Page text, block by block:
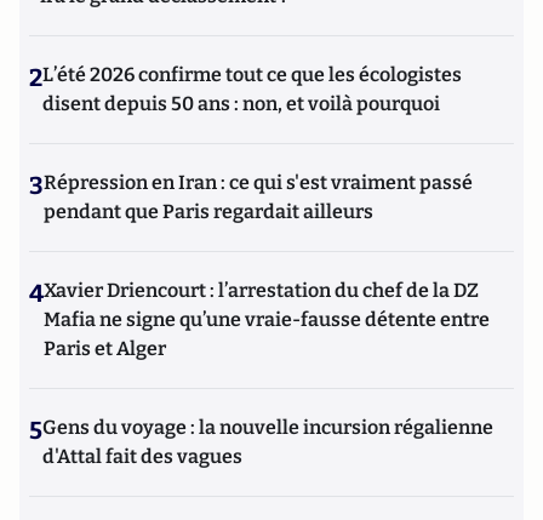
2L’été 2026 confirme tout ce que les écologistes
disent depuis 50 ans : non, et voilà pourquoi
3Répression en Iran : ce qui s'est vraiment passé
pendant que Paris regardait ailleurs
4Xavier Driencourt : l’arrestation du chef de la DZ
Mafia ne signe qu’une vraie-fausse détente entre
Paris et Alger
5Gens du voyage : la nouvelle incursion régalienne
d'Attal fait des vagues